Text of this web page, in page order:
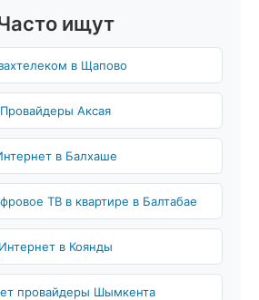
ищут
в Щапово
Провайдеры Аксая
в Балхаше
ТВ в квартире в Балтабае
Интернет в Коянды
провайдеры Шымкента